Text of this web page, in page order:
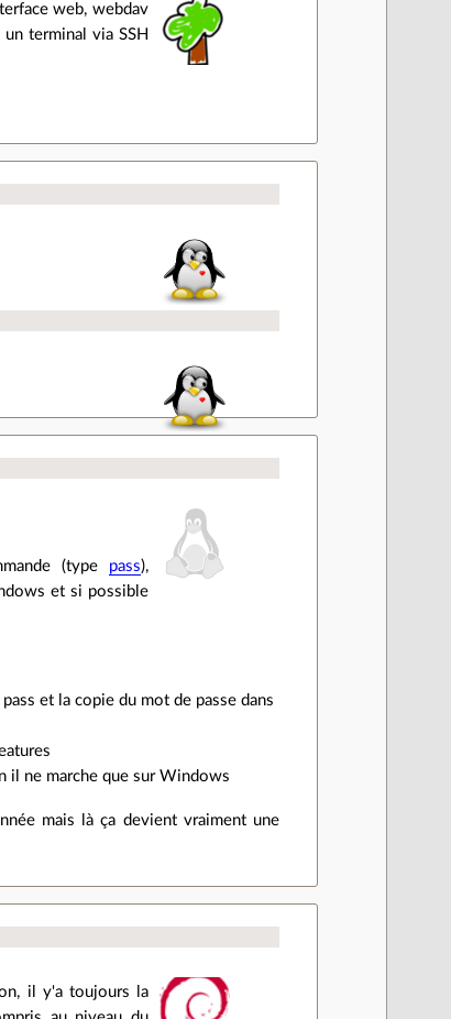
web, webdav
terminal via SSH
(type pass),
et si possible
et la copie du mot de passe dans
il ne marche que sur Windows
mais là ça devient vraiment une
il y'a toujours la